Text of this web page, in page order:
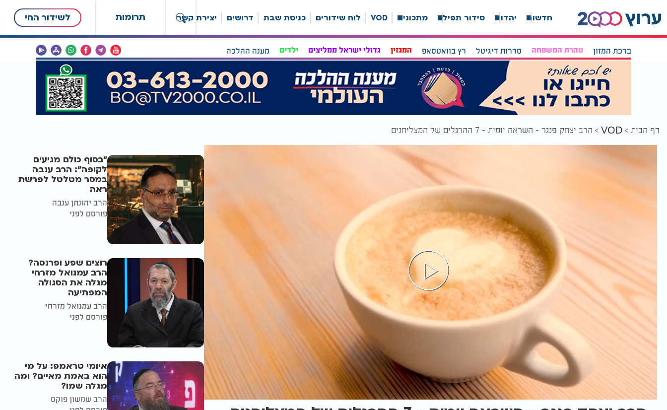
תרומות לשידור החי חדשות יהדות סידור תפילה מתכונים VOD לוח שידורים כניסת שבת דרושים יצירת קשר
ברכת המזון טהרת המשפחה סדרות דיגיטל רץ בוואטסאפ המגזין גדולי ישראל ממליצים ילדים מענה ההלכה
דף הבית VOD הרב יצחק פנגר - השראה יומית - 7 ההרגלים של המצליחנים
"בסוף כולם מגיעים
לקופה": הרב ענבה
במסר מטלטל לפרשת
ראה
הרב יהונתן ענבה
פורסם לפני
רוצים שפע ופרנסה?
הרב עמנואל מזרחי
מגלה את הסגולה
המפתיעה
הרב עמנואל מזרחי
פורסם לפני
איומי טראמפ: על מי
הוא באמת מאיים? ומה
מגלה שמו?
הרב שמשון פוקס